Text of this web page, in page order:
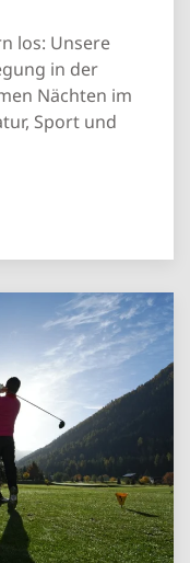
los: Unsere
in der
Nächten im
Sport und